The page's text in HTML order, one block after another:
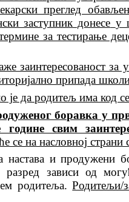
преглед
заступник донесе у
за тестирање
заинтересованост за
припада
је да родитељ има код
боравка у
свим
се на насловној страни
настава и продужени
зависи од
родитеља.Родитељи/